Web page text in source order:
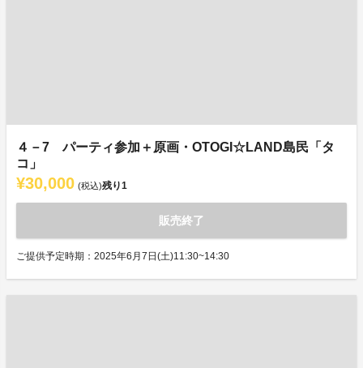
４－7 パーティ参加＋原画・OTOGI☆LAND島民「タ
コ」
¥30,000 (税込)残り1
販売終了
ご提供予定時期：2025年6月7日(土)11:30~14:30